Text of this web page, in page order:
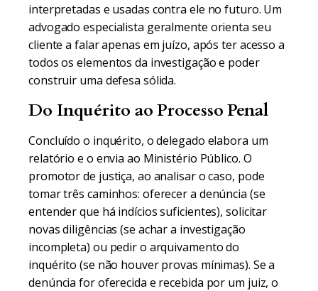
interpretadas e usadas contra ele no futuro. Um
advogado especialista geralmente orienta seu
cliente a falar apenas em juízo, após ter acesso a
todos os elementos da investigação e poder
construir uma defesa sólida.
Do Inquérito ao Processo Penal
Concluído o inquérito, o delegado elabora um
relatório e o envia ao Ministério Público. O
promotor de justiça, ao analisar o caso, pode
tomar três caminhos: oferecer a denúncia (se
entender que há indícios suficientes), solicitar
novas diligências (se achar a investigação
incompleta) ou pedir o arquivamento do
inquérito (se não houver provas mínimas). Se a
denúncia for oferecida e recebida por um juiz, o